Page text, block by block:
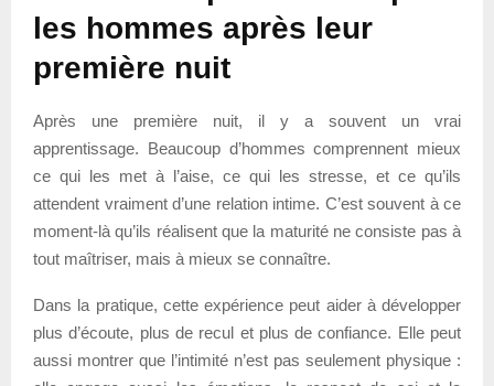
les hommes après leur
première nuit
Après une première nuit, il y a souvent un vrai
apprentissage. Beaucoup d’hommes comprennent mieux
ce qui les met à l’aise, ce qui les stresse, et ce qu’ils
attendent vraiment d’une relation intime. C’est souvent à ce
moment-là qu’ils réalisent que la maturité ne consiste pas à
tout maîtriser, mais à mieux se connaître.
Dans la pratique, cette expérience peut aider à développer
plus d’écoute, plus de recul et plus de confiance. Elle peut
aussi montrer que l’intimité n’est pas seulement physique :